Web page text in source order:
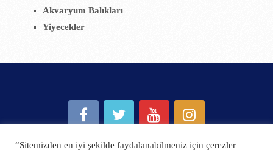
Akvaryum Balıkları
Yiyecekler
Hobi MedyaCopyright © 2026.
“Sitemizden en iyi şekilde faydalanabilmeniz için çerezler